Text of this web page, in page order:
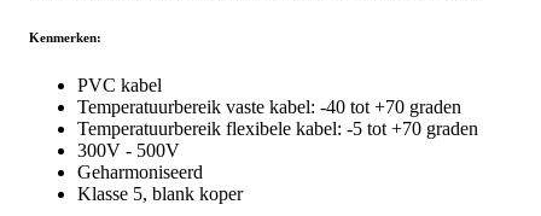
Kenmerken:
PVC kabel
Temperatuurbereik vaste kabel: -40 tot +70 graden
Temperatuurbereik flexibele kabel: -5 tot +70 graden
300V - 500V
Geharmoniseerd
Klasse 5, blank koper